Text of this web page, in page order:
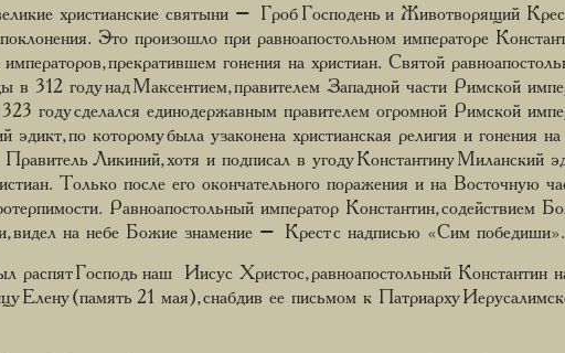
христианские святыни – Гроб Господень и Животворящий
Это произошло при равноапостольном императоре
прекратившем гонения на христиан. Святой
312 году над Максентием, правителем Западной части Римской
году сделался единодержавным правителем огромной Римской
по которому была узаконена христианская религия и гонения на
Ликиний, хотя и подписал в угоду Константину Миланский
Только после его окончательного поражения и на Восточную
Равноапостольный император Константин, содействием
видел на небе Божие знамение – Крест с надписью «Сим победиши».
распят Господь наш Иисус Христос, равноапостольный Константин
Елену (память 21 мая), снабдив ее письмом к Патриарху